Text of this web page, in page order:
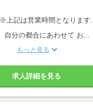
上記は営業時間となります...
自分の都合にあわせて お...
もっと見る
求人詳細を見る